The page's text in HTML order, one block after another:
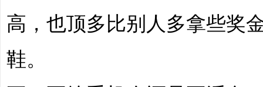
高，也顶多比别人多拿些奖
鞋。